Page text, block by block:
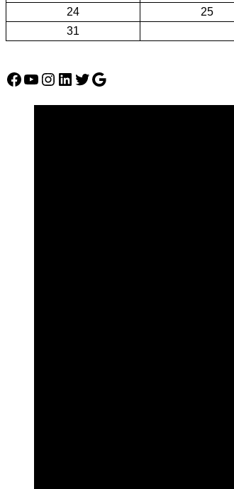
24
25
31
Facebook
YouTube
Instagram
LinkedIn
Twitter
Google